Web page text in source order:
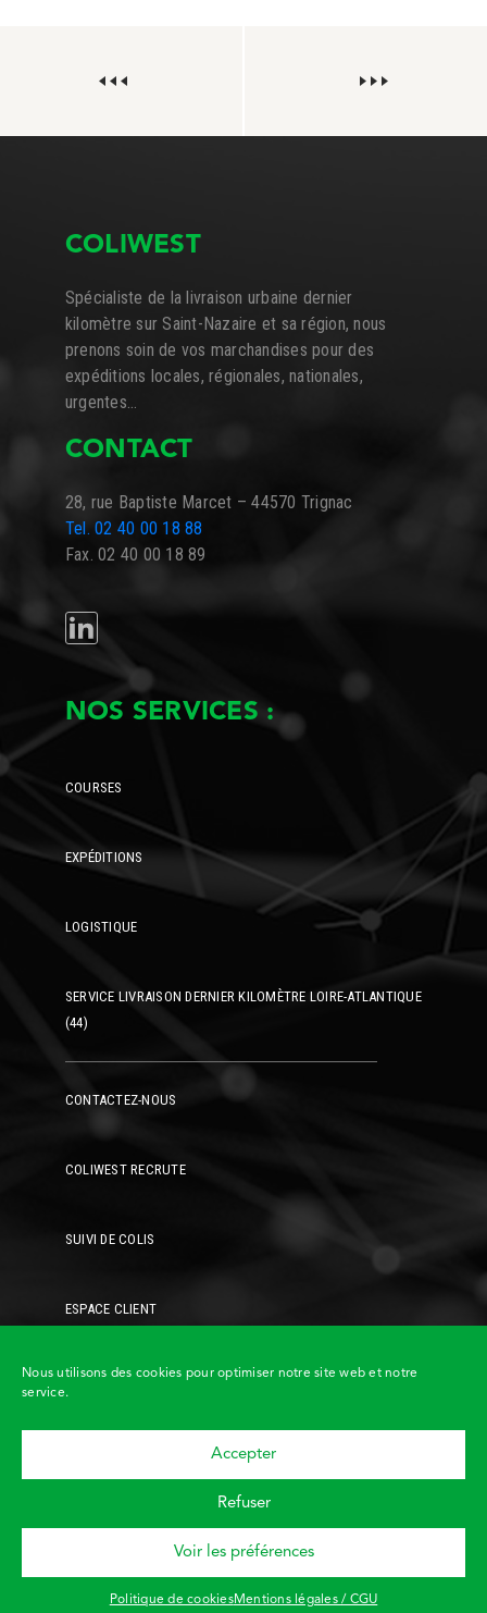
Nous utilisons des cookies pour optimiser notre site web et notre
service.
Accepter
Refuser
Voir les préférences
Politique de cookiesMentions légales / CGU
COLIWEST
Spécialiste de la livraison urbaine dernier
kilomètre sur Saint-Nazaire et sa région, nous
prenons soin de vos marchandises pour des
expéditions locales, régionales, nationales,
urgentes…
CONTACT
28, rue Baptiste Marcet – 44570 Trignac
Tel. 02 40 00 18 88
Fax. 02 40 00 18 89
NOS SERVICES :
COURSES
EXPÉDITIONS
LOGISTIQUE
SERVICE LIVRAISON DERNIER KILOMÈTRE LOIRE-ATLANTIQUE
(44)
CONTACTEZ-NOUS
COLIWEST RECRUTE
SUIVI DE COLIS
ESPACE CLIENT
réservés •Mentions légales /
Politique de cookies
Design et développement :
Astraga
Demandez un
Demandez àêtre rappelé